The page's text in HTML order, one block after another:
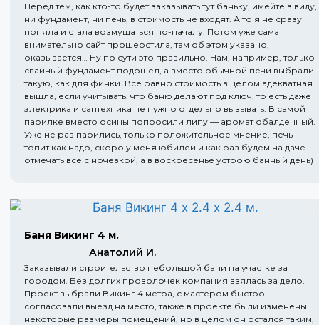
Перед тем, как кто-то будет заказывать тут баньку, имейте в виду,
ни фундамент, ни печь, в стоимость не входят. А то я не сразу
поняла и стала возмущаться по-началу. Потом уже сама
внимательно сайт прошерстила, там об этом указано,
оказывается… Ну по сути это правильно. Нам, например, только
свайный фундамент подошел, а вместо обычной печи выбрали
такую, как для финки. Все равно стоимость в целом адекватная
вышла, если учитывать, что баню делают под ключ, то есть даже
электрика и сантехника не нужно отдельно вызывать. В самой
парилке вместо осины попросили липу — аромат обалденный.
Уже не раз парились, только положительное мнение, печь
топит как надо, скоро у меня юбилей и как раз будем на даче
отмечать все с ночевкой, а в воскресенье устрою банный день)
Баня Викинг 4 м.
Анатолий И.
Заказывали строительство небольшой бани на участке за
городом. Без долгих проволочек компания взялась за дело.
Проект выбрали Викинг 4 метра, с мастером быстро
согласовали выезд на место, также в проекте были изменены
некоторые размеры помещений, но в целом он остался таким,